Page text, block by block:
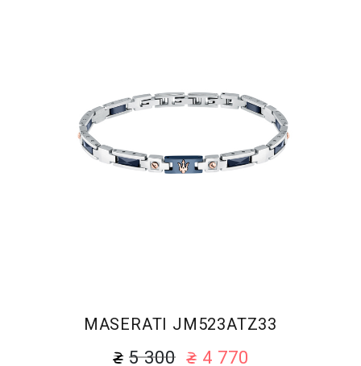
MASERATI JM523ATZ33
5 300 4 770